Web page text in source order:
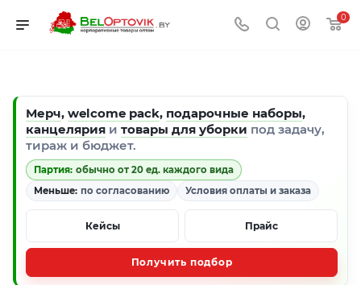
0
Мерч, welcome pack, подарочные наборы,
канцелярия и товары для уборки под задачу,
тираж и бюджет.
Партия: обычно от 20 ед. каждого вида
Меньше: по согласованию Условия оплаты и заказа
Кейсы Прайс
Получить подбор